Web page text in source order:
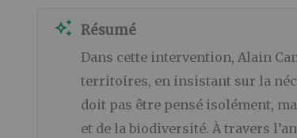
auto_awesome Résumé
Dans cette intervention, Alain
territoires, en insistant sur la
doit pas être pensé isolément,
et de la biodiversité. À travers